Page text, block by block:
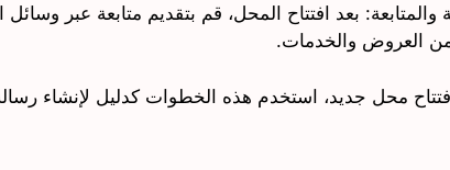
والمتابعة: بعد افتتاح المحل، قم بتقديم متابعة عبر
من العروض والخدمات.
محل جديد، استخدم هذه الخطوات كدليل لإنشاء